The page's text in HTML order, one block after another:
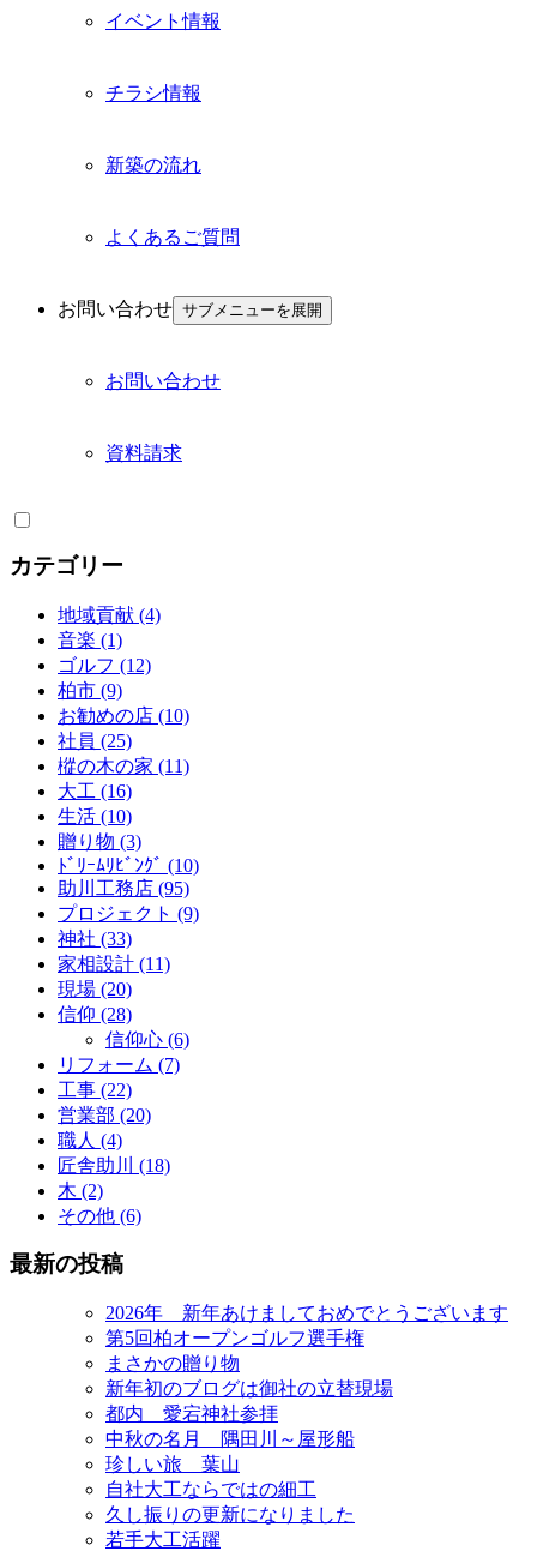
イベント情報
チラシ情報
新築の流れ
よくあるご質問
お問い合わせ サブメニューを展開
お問い合わせ
資料請求
カテゴリー
地域貢献 (4)
音楽 (1)
ゴルフ (12)
柏市 (9)
お勧めの店 (10)
社員 (25)
樅の木の家 (11)
大工 (16)
生活 (10)
贈り物 (3)
ﾄﾞﾘｰﾑﾘﾋﾞﾝｸﾞ (10)
助川工務店 (95)
プロジェクト (9)
神社 (33)
家相設計 (11)
現場 (20)
信仰 (28)
信仰心 (6)
リフォーム (7)
工事 (22)
営業部 (20)
職人 (4)
匠舎助川 (18)
木 (2)
その他 (6)
最新の投稿
2026年 新年あけましておめでとうございます
第5回柏オープンゴルフ選手権
まさかの贈り物
新年初のブログは御社の立替現場
都内 愛宕神社参拝
中秋の名月 隅田川～屋形船
珍しい旅 葉山
自社大工ならではの細工
久し振りの更新になりました
若手大工活躍